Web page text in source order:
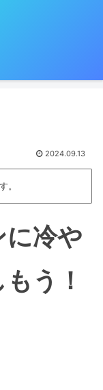
2024.09.13
。
に冷や
う！